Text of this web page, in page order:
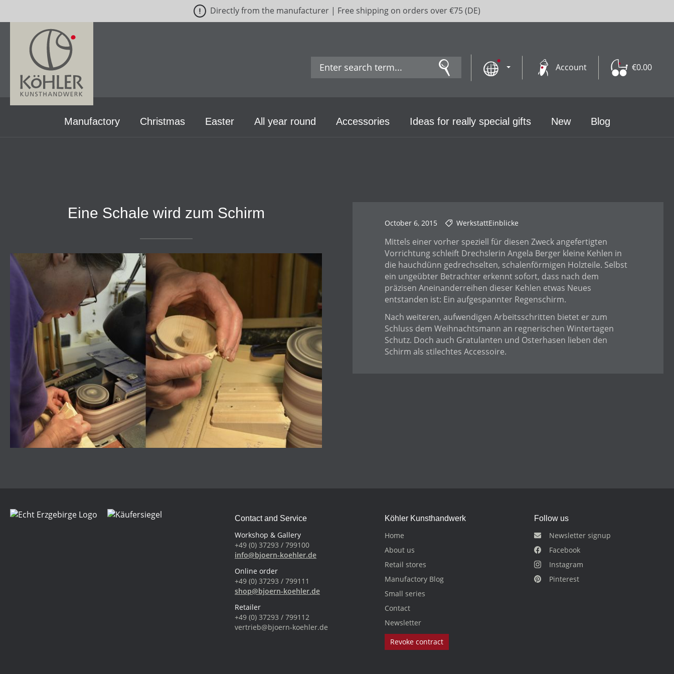
Directly from the manufacturer | Free shipping on orders over €75 (DE)
Account €0.00
Manufactory Christmas Easter All year round Accessories Ideas for really special gifts New Blog
Eine Schale wird zum Schirm
October 6, 2015 WerkstattEinblicke
Mittels einer vorher speziell für diesen Zweck angefertigten
Vorrichtung schleift Drechslerin Angela Berger kleine Kehlen in
die hauchdünn gedrechselten, schalenförmigen Holzteile. Selbst
ein ungeübter Betrachter erkennt sofort, dass nach dem
präzisen Aneinanderreihen dieser Kehlen etwas Neues
entstanden ist: Ein aufgespannter Regenschirm.
Nach weiteren, aufwendigen Arbeitsschritten bietet er zum
Schluss dem Weihnachtsmann an regnerischen Wintertagen
Schutz. Doch auch Gratulanten und Osterhasen lieben den
Schirm als stilechtes Accessoire.
Contact and Service
Workshop & Gallery
+49 (0) 37293 / 799100
info@bjoern-koehler.de
Online order
+49 (0) 37293 / 799111
shop@bjoern-koehler.de
Retailer
+49 (0) 37293 / 799112
vertrieb@bjoern-koehler.de
Köhler Kunsthandwerk
Home
About us
Retail stores
Manufactory Blog
Small series
Contact
Newsletter
Revoke contract
Follow us
Newsletter signup
Facebook
Instagram
Pinterest